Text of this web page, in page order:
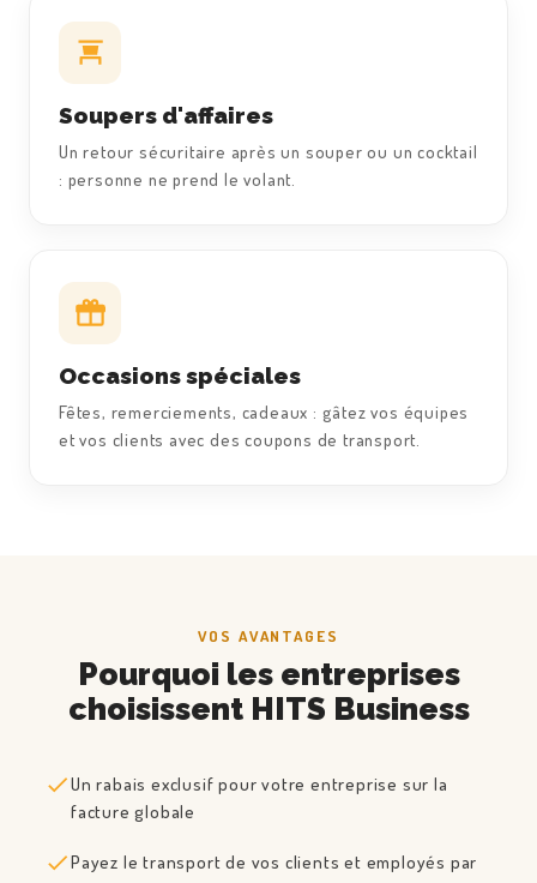
Soupers d'affaires
Un retour sécuritaire après un souper ou un cocktail
: personne ne prend le volant.
Occasions spéciales
Fêtes, remerciements, cadeaux : gâtez vos équipes
et vos clients avec des coupons de transport.
VOS AVANTAGES
Pourquoi les entreprises
choisissent HITS Business
Un rabais exclusif pour votre entreprise sur la
facture globale
Payez le transport de vos clients et employés par